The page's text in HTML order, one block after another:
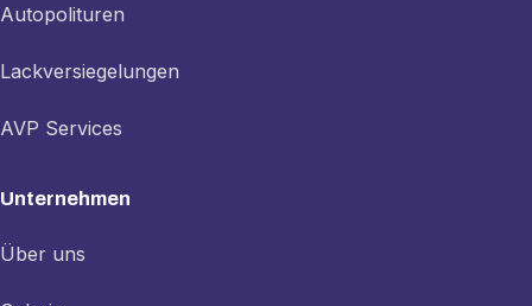
Autopolituren
Lackversiegelungen
AVP Services
Unternehmen
Über uns